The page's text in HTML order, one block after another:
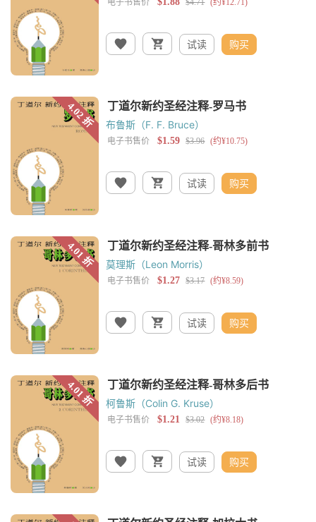
试读 购买
布鲁斯（F. F. Bruce）
试读 购买
莫理斯（Leon Morris）
试读 购买
柯鲁斯（Colin G. Kruse）
试读 购买